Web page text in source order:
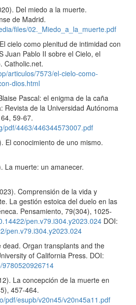
Del miedo a la muerte.
de Madrid.
files/02._Miedo_a_la_muerte.pdf
cielo como plenitud de intimidad con
Juan Pablo II sobre el Cielo, el
Catholic.net.
articulos/7573/el-cielo-como-
dios.html
Pascal: el enigma de la caña
Revista de la Universidad Autónoma
59-67.
pdf/4463/446344573007.pdf
El conocimiento de uno mismo.
La muerte: un amanecer.
Comprensión de la vida y
La gestión estoica del duelo en las
Pensamiento, 79(304), 1025-
pen.v79.i304.y2023.024 DOI:
pen.v79.i304.y2023.024
dead. Organ transplants and the
of California Press. DOI:
La concepción de la muerte en
457-464.
pdf/esupb/v20n45/v20n45a11.pdf